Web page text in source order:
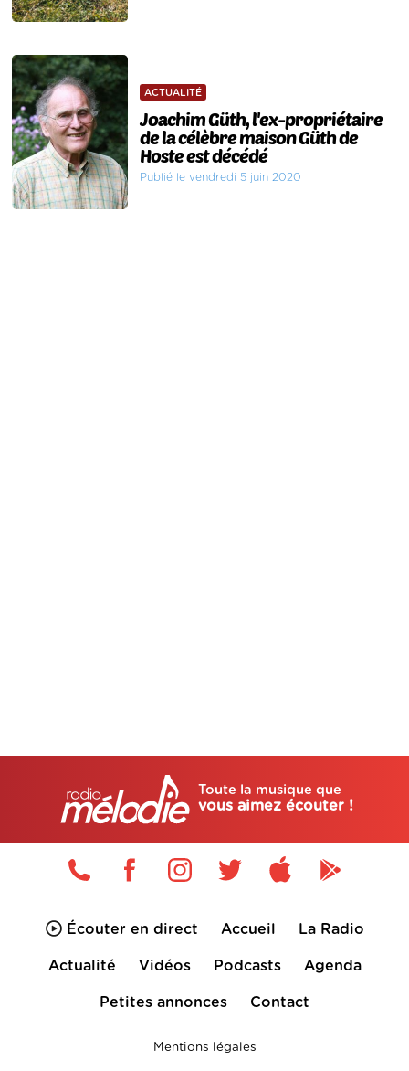
ACTUALITÉ
Joachim Güth, l'ex-propriétaire
de la célèbre maison Güth de
Hoste est décédé
Publié le vendredi 5 juin 2020
Toute la musique que
vous aimez écouter !
Écouter en direct Accueil La Radio
Actualité Vidéos Podcasts Agenda
Petites annonces Contact
Mentions légales